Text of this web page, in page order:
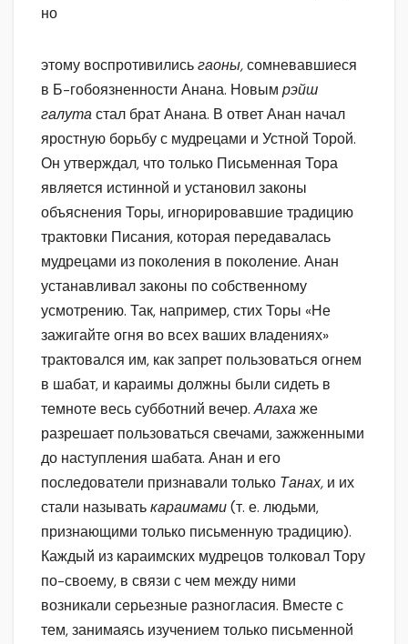
но
этому воспротивилисьгаоны,сомневавшиеся
в Б-гобоязненности Анана. Новым рэйш
галутастал брат Анана. В ответ Анан начал
яростную борьбу с мудрецами и Устной Торой.
Он утверждал, что только Письменная Тора
является истинной и установил законы
объяснения Торы, игнорировавшие традицию
трактовки Писания, которая передавалась
мудрецами из поколения в поколение. Анан
устанавливал законы по собственному
усмотрению. Так, например, стих Торы «Не
зажигайте огня во всех ваших владениях»
трактовался им, как запрет пользоваться огнем
в шабат, и караимы должны были сидеть в
темноте весь субботний вечер.Алахаже
разрешает пользоваться свечами, зажженными
до наступления шабата. Анан и его
последователи признавали только Танах, и их
стали называтькараимами(т. е. людьми,
признающими только письменную традицию).
Каждый из караимских мудрецов толковал Тору
по-своему, в связи с чем между ними
возникали серьезные разногласия. Вместе с
тем, занимаясь изучением только письменной